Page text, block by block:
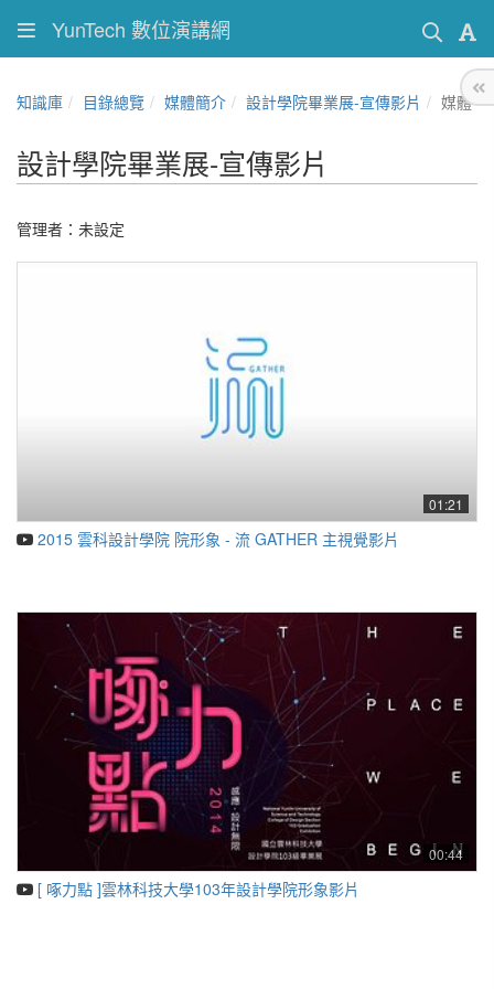
YunTech 數位演講網
知識庫 目錄總覽 媒體簡介 設計學院畢業展-宣傳影片 媒體
設計學院畢業展-宣傳影片
管理者：未設定
01:21
2015 雲科設計學院 院形象 - 流 GATHER 主視覺影片
00:44
[ 啄力點 ]雲林科技大學103年設計學院形象影片